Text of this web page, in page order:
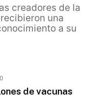
creadores de la
una
a su
0
de vacunas